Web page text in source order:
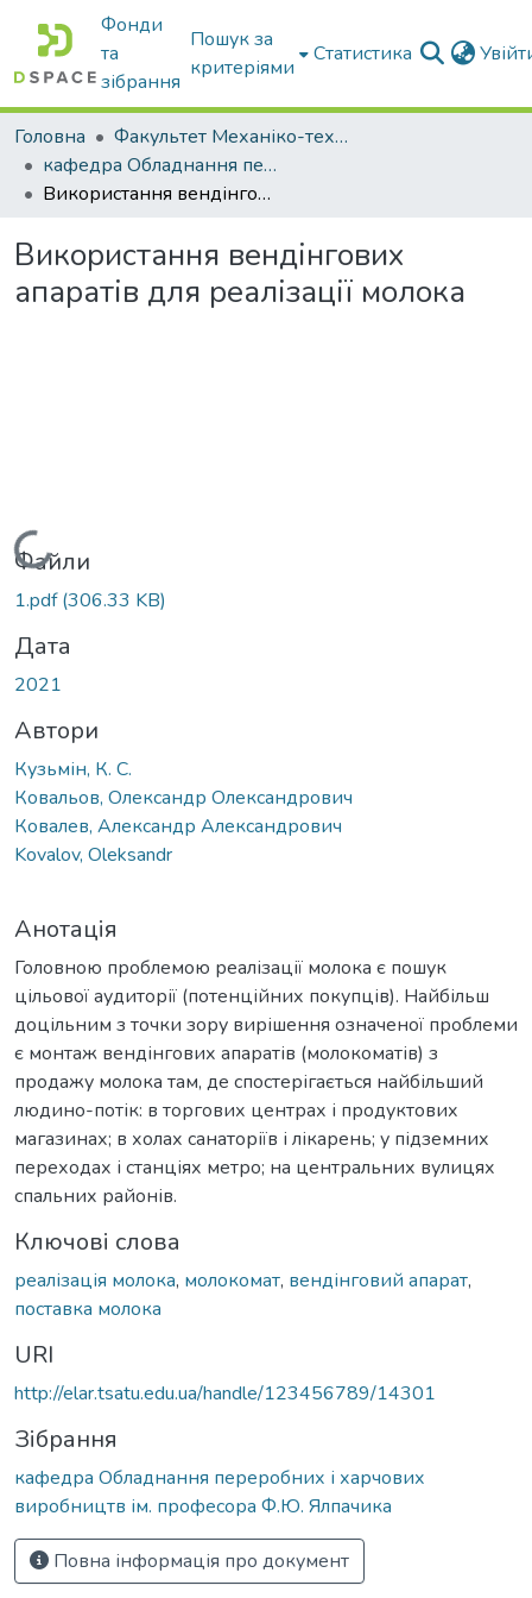
Фонди
та
зібрання
Пошук за
критеріями
Статистика
Головна
Факультет Механіко-технологічний
кафедра Обладнання переробних і харчових виробництв ім. професора Ф.Ю. Ялпачика
Використання вендінгових апаратів для реалізації молока
Використання вендінгових
апаратів для реалізації молока
Вантажиться...
Файли
1.pdf(306.33 KB)
Дата
2021
Автори
Кузьмін, К. С.
Ковальов, Олександр Олександрович
Ковалев, Александр Александрович
Kovalov, Oleksandr
Анотація
Головною проблемою реалізації молока є пошук
цільової аудиторії (потенційних покупців). Найбільш
доцільним з точки зору вирішення означеної проблеми
є монтаж вендінгових апаратів (молокоматів) з
продажу молока там, де спостерігається найбільший
людино-потік: в торгових центрах і продуктових
магазинах; в холах санаторіїв і лікарень; у підземних
переходах і станціях метро; на центральних вулицях
спальних районів.
Ключові слова
реалізація молока, молокомат, вендінговий апарат,
поставка молока
URI
http://elar.tsatu.edu.ua/handle/123456789/14301
Зібрання
кафедра Обладнання переробних і харчових
виробництв ім. професора Ф.Ю. Ялпачика
Повна інформація про документ